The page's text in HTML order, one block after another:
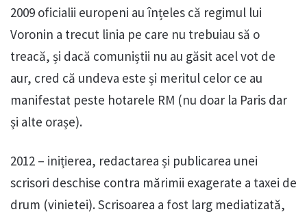
2009 oficialii europeni au înțeles că regimul lui
Voronin a trecut linia pe care nu trebuiau să o
treacă, și dacă comuniștii nu au găsit acel vot de
aur, cred că undeva este și meritul celor ce au
manifestat peste hotarele RM (nu doar la Paris dar
și alte orașe).
2012 – inițierea, redactarea și publicarea unei
scrisori deschise contra mărimii exagerate a taxei de
drum (vinietei). Scrisoarea a fost larg mediatizată,